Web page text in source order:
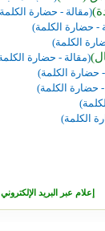
(مقالة - حضارة
- حضارة الكلمة)
الكلمة)
(مقالة - حضارة
حضارة الكلمة)
حضارة الكلمة)
الكلمة)
إعلام عبر البريد